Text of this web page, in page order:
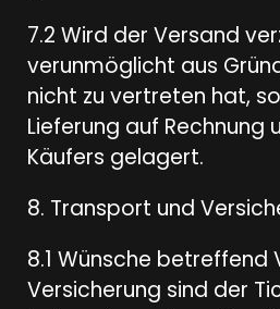
7.2 Wird der Versand
verunmöglicht aus
nicht zu vertreten hat,
Lieferung auf Rechnung
Käufers gelagert.
8. Transport und
8.1 Wünsche betreffend
Versicherung sind der